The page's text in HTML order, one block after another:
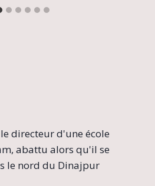
directeur d'une école
abattu alors qu'il se
le nord du Dinajpur